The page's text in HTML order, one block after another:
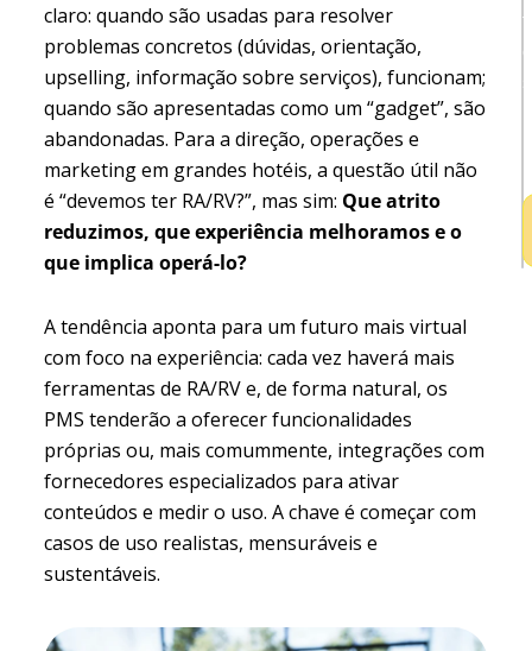
claro: quando são usadas para resolver
problemas concretos (dúvidas, orientação,
upselling, informação sobre serviços), funcionam;
quando são apresentadas como um “gadget”, são
abandonadas. Para a direção, operações e
marketing em grandes hotéis, a questão útil não
é “devemos ter RA/RV?”, mas sim: Que atrito
reduzimos, que experiência melhoramos e o
que implica operá-lo?
A tendência aponta para um futuro mais virtual
com foco na experiência: cada vez haverá mais
ferramentas de RA/RV e, de forma natural, os
PMS tenderão a oferecer funcionalidades
próprias ou, mais comummente, integrações com
fornecedores especializados para ativar
conteúdos e medir o uso. A chave é começar com
casos de uso realistas, mensuráveis e
sustentáveis.